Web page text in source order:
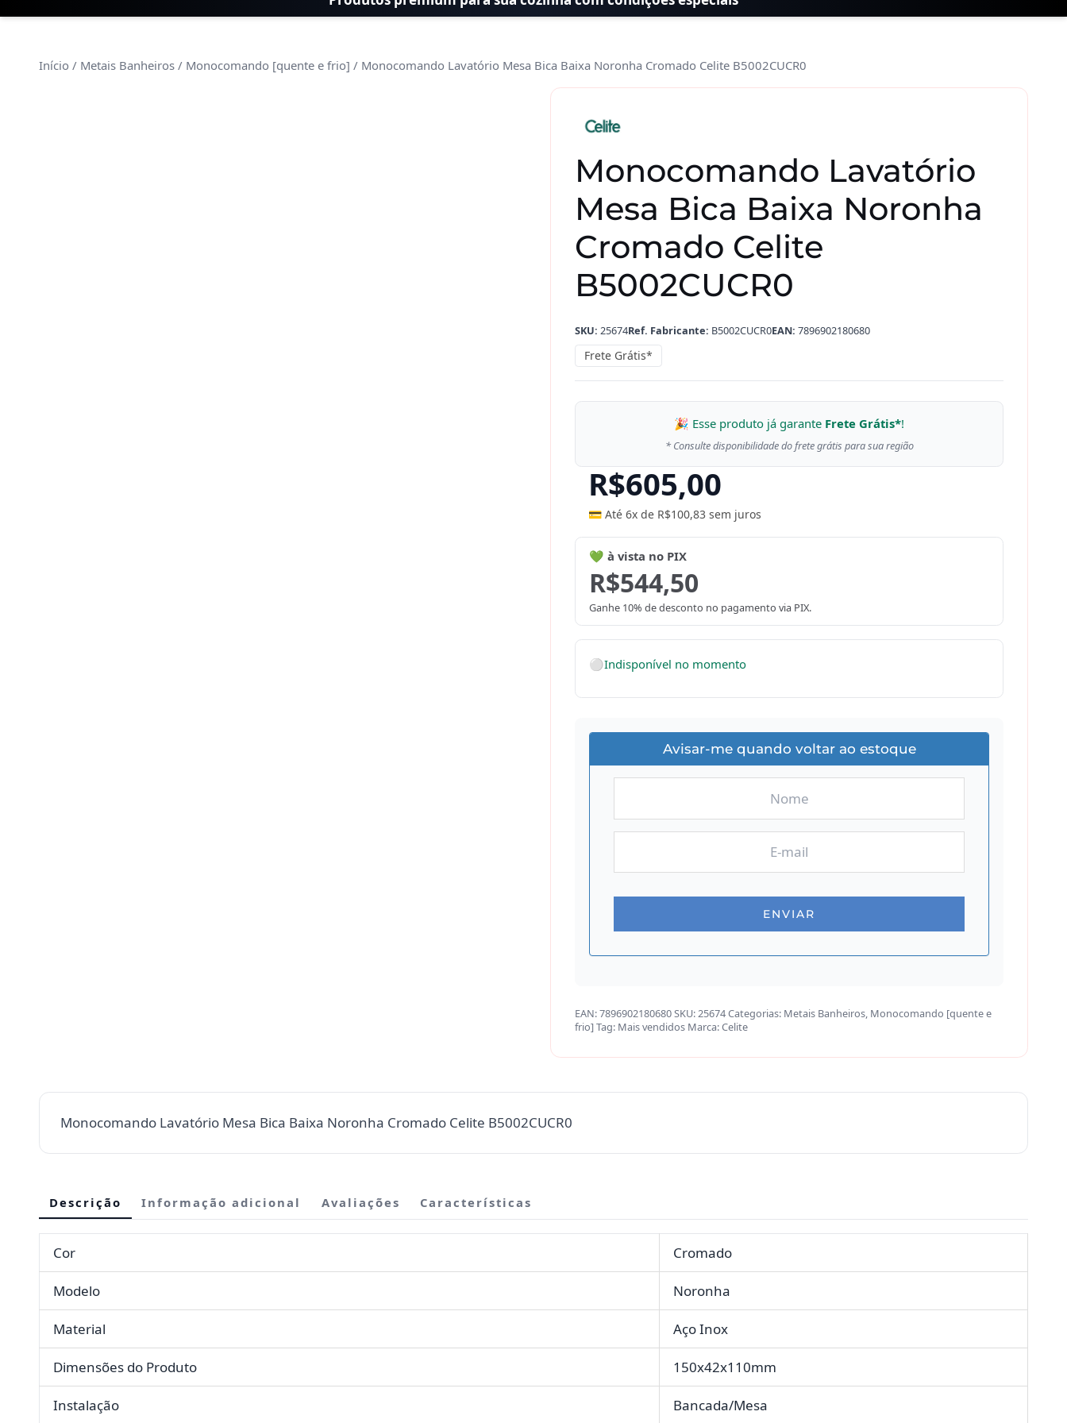
Início / Metais Banheiros / Monocomando [quente e frio] / Monocomando Lavatório Mesa Bica Baixa Noronha Cromado Celite B5002CUCR0
Monocomando Lavatório
Mesa Bica Baixa Noronha
Cromado Celite
B5002CUCR0
SKU: 25674Ref. Fabricante: B5002CUCR0EAN: 7896902180680
Frete Grátis*
🎉 Esse produto já garante Frete Grátis*!
* Consulte disponibilidade do frete grátis para sua região
R$605,00
💳 Até 6x de R$100,83 sem juros
💚 à vista no PIX
R$544,50
Ganhe 10% de desconto no pagamento via PIX.
⚪Indisponível no momento
Avisar-me quando voltar ao estoque
EAN:7896902180680SKU: 25674Categorias: Metais Banheiros Monocomando [quente e
frio]Tag: Mais vendidos Marca:Celite
Monocomando Lavatório Mesa Bica Baixa Noronha Cromado Celite B5002CUCR0
Descrição Informação adicional Avaliações Características
Cor Cromado
Modelo Noronha
Material Aço Inox
Dimensões do Produto 150x42x110mm
Instalação Bancada/Mesa